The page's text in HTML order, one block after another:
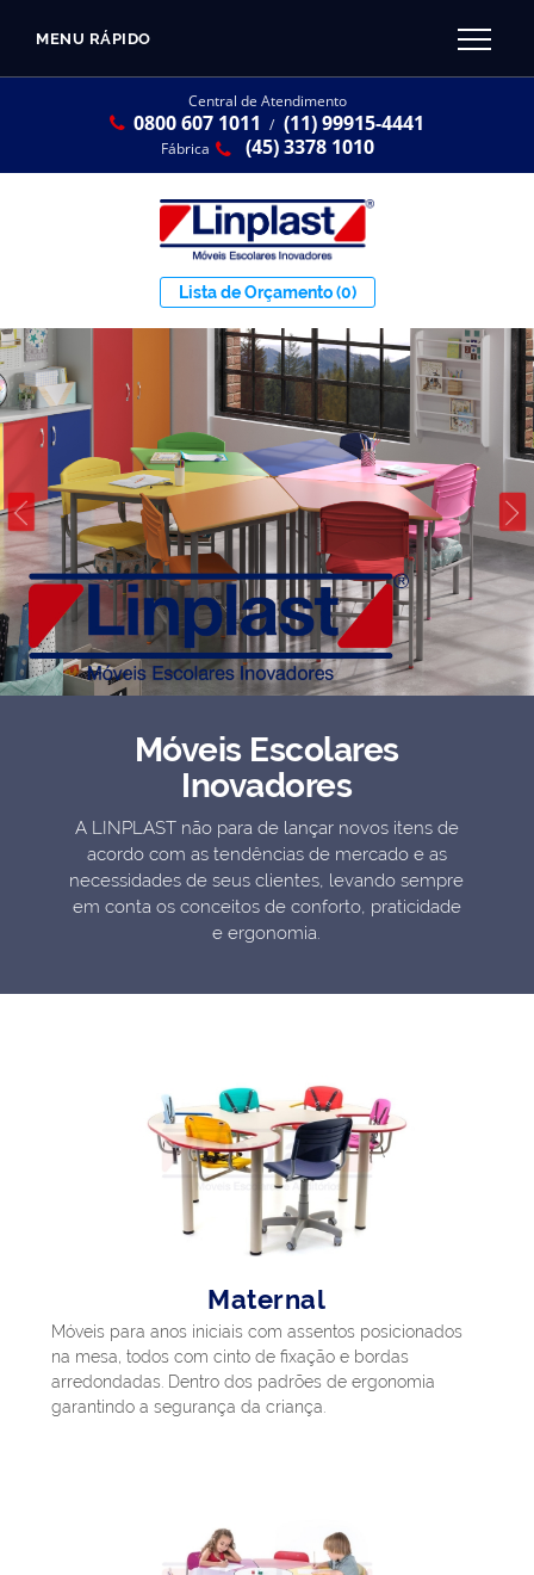
MENU RÁPIDO
Central de Atendimento
0800 607 1011 / (11) 99915-4441
Fábrica (45) 3378 1010
Lista de Orçamento(0)
Móveis Escolares
Inovadores
A LINPLAST não para de lançar novos itens de
acordo com as tendências de mercado e as
necessidades de seus clientes, levando sempre
em conta os conceitos de conforto, praticidade
e ergonomia.
Maternal
Móveis para anos iniciais com assentos posicionados
na mesa, todos com cinto de fixação e bordas
arredondadas. Dentro dos padrões de ergonomia
garantindo a segurança da criança.
Linha Resina Plástica
Universitária
Armários / Nichos
Ambiente Maker
Conjuntos Coletivos
Refeitório
Biblioteca
Armários em Aço
Longarinas
Quadro Branco
CATÁLOGO LINPLAST 2025
SOBRE A EMPRESA